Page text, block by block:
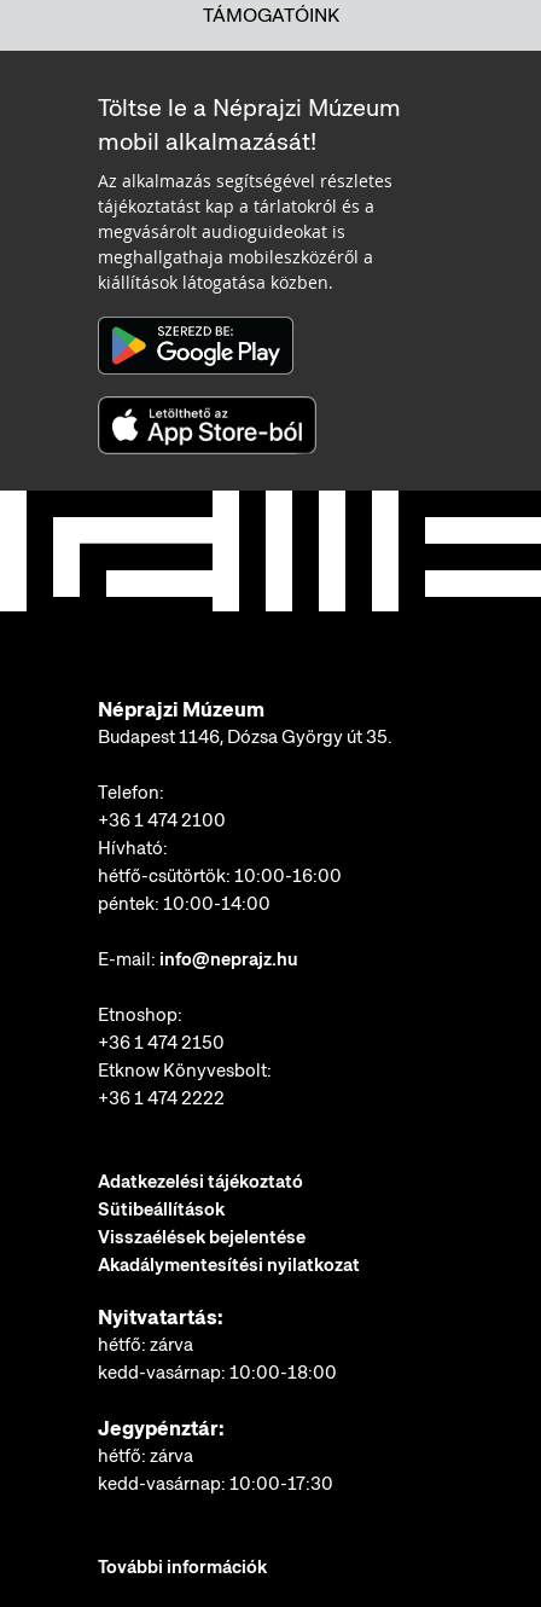
TÁMOGATÓINK
Töltse le a Néprajzi Múzeum
mobil alkalmazását!
Az alkalmazás segítségével részletes
tájékoztatást kap a tárlatokról és a
megvásárolt audioguideokat is
meghallgathaja mobileszközéről a
kiállítások látogatása közben.
Néprajzi Múzeum
Budapest 1146, Dózsa György út 35.
Telefon:
+36 1 474 2100
Hívható:
hétfő-csütörtök: 10:00-16:00
péntek: 10:00-14:00
E-mail: info@neprajz.hu
Etnoshop:
+36 1 474 2150
Etknow Könyvesbolt:
+36 1 474 2222
Adatkezelési tájékoztató
Sütibeállítások
Visszaélések bejelentése
Akadálymentesítési nyilatkozat
Nyitvatartás:
hétfő: zárva
kedd-vasárnap: 10:00-18:00
Jegypénztár:
hétfő: zárva
kedd-vasárnap: 10:00-17:30
További információk